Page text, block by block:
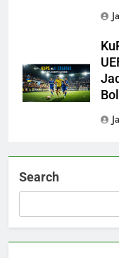
Search